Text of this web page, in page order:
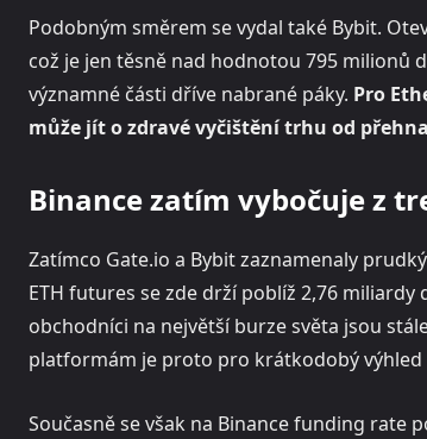
Podobným směrem se vydal také Bybit.
což je jen těsně nad hodnotou 795 milionů
významné části dříve nabrané páky. Pro
může jít o zdravé vyčištění trhu od
Binance zatím vybočuje z
Zatímco Gate.io a Bybit zaznamenaly
ETH futures se zde drží poblíž 2,76
obchodníci na největší burze světa jsou
platformám je proto pro krátkodobý výhled
Současně se však na Binance funding rate